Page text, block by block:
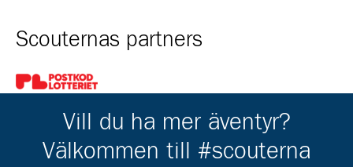
Scouternas partners
Gå till pl_50
Vill du ha mer äventyr?
Välkommen till #scouterna